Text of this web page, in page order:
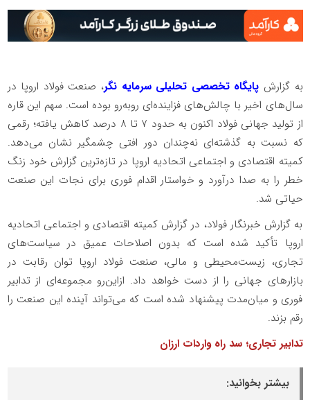
به گزارش پایگاه تخصصی تحلیلی سرمایه نگر، صنعت فولاد اروپا در
سال‌های اخیر با چالش‌های فزاینده‌ای روبه‌رو بوده است. سهم این قاره
از تولید جهانی فولاد اکنون به حدود ۷ تا ۸ درصد کاهش یافته؛ رقمی
که نسبت به گذشته‌ای نه‌چندان دور افتی چشمگیر نشان می‌دهد.
کمیته اقتصادی و اجتماعی اتحادیه اروپا در تازه‌ترین گزارش خود زنگ
خطر را به صدا درآورد و خواستار اقدام فوری برای نجات این صنعت
حیاتی شد.
به گزارش خبرنگار فولاد، در گزارش کمیته اقتصادی و اجتماعی اتحادیه
اروپا تأکید شده است که بدون اصلاحات عمیق در سیاست‌های
تجاری، زیست‌محیطی و مالی، صنعت فولاد اروپا توان رقابت در
بازارهای جهانی را از دست خواهد داد. ازاین‌رو مجموعه‌ای از تدابیر
فوری و میان‌مدت پیشنهاد شده است که می‌تواند آینده این صنعت را
رقم بزند.
تدابیر تجاری؛ سد راه واردات ارزان
بیشتر بخوانید: